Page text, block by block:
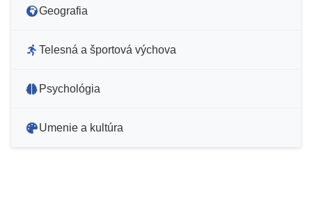
Geografia
Telesná a športová výchova
Psychológia
Umenie a kultúra